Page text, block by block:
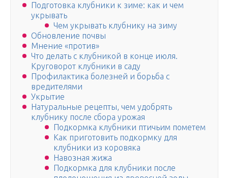
Подготовка клубники к зиме: как и чем
укрывать
Чем укрывать клубнику на зиму
Обновление почвы
Мнение «против»
Что делать с клубникой в конце июля.
Круговорот клубники в саду
Профилактика болезней и борьба с
вредителями
Укрытие
Натуральные рецепты, чем удобрять
клубнику после сбора урожая
Подкормка клубники птичьим пометем
Как приготовить подкормку для
клубники из коровяка
Навозная жижа
Подкормка для клубники после